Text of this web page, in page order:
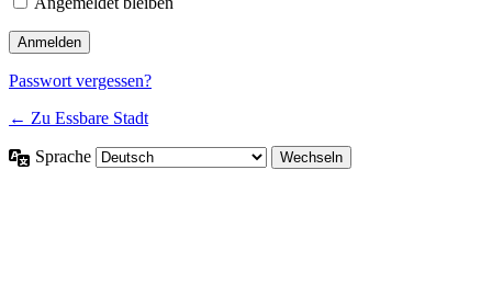
Passwort vergessen?
← Zu Essbare Stadt
Sprache